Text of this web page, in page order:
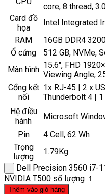
core, 8 thread,
Card đồ
họa
Intel Integrated
RAM
16GB DDR4
Ổ cứng
512 GB, NVMe,
Màn hình 15.6″, FHD
Viewing Angle,
Cổng kết
nối
1x RJ-45 | 2 x
Thunderbolt 4 |
Hệ điều
hành
Microsoft
Pin
4 Cell, 62 Wh
Trọng
lượng
1.79Kg
Dell Precision 3560 i7-
NVIDIA T500 số lượng
Thêm vào giỏ hàng